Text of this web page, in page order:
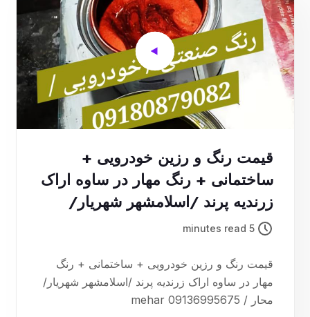
قیمت رنگ و رزین خودرویی +
ساختمانی + رنگ مهار در ساوه اراک
زرندیه پرند /اسلامشهر شهریار/
محار / Mehar
5 minutes read
قیمت رنگ و رزین خودرویی + ساختمانی + رنگ
مهار در ساوه اراک زرندیه پرند /اسلامشهر شهریار/
محار / mehar 09136995675